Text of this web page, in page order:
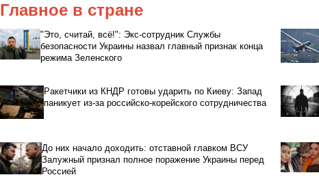
Главное в стране
"Это, считай, всё!": Экс-сотрудник Службы
безопасности Украины назвал главный признак конца
режима Зеленского
Ракетчики из КНДР готовы ударить по Киеву: Запад
паникует из-за российско-корейского сотрудничества
До них начало доходить: отставной главком ВСУ
Залужный признал полное поражение Украины перед
Россией